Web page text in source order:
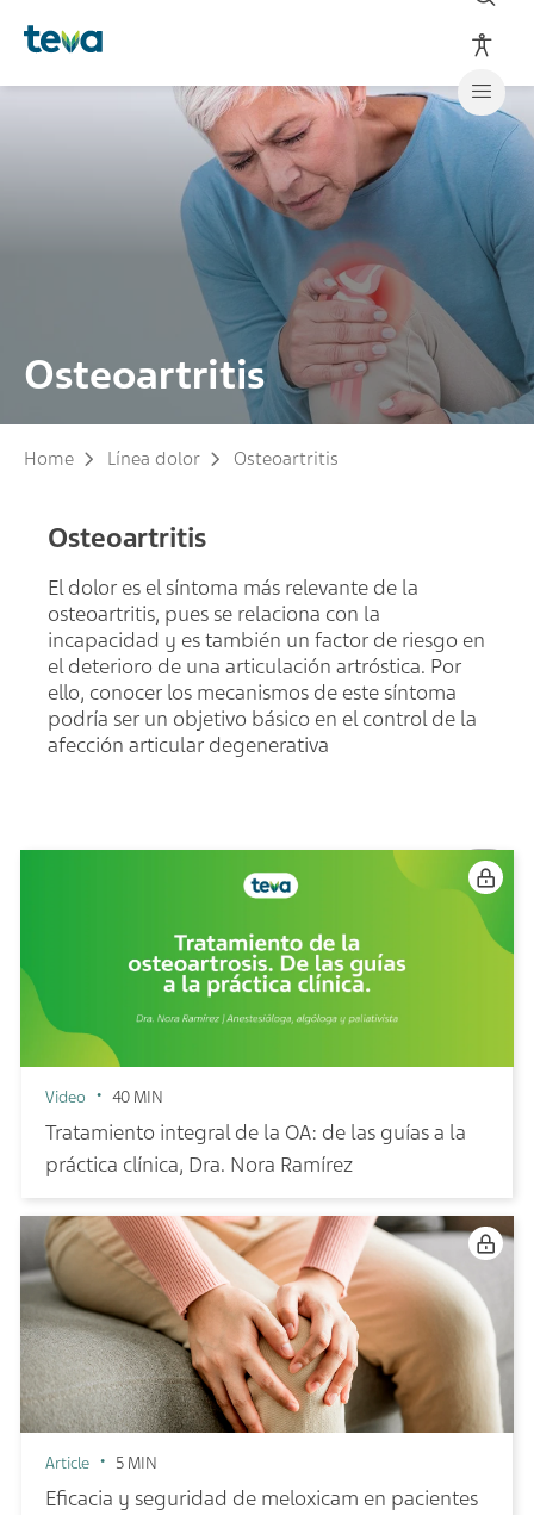
Osteoartritis
Home Línea dolor Osteoartritis
Osteoartritis
El dolor es el síntoma más relevante de la
osteoartritis, pues se relaciona con la
incapacidad y es también un factor de riesgo en
el deterioro de una articulación artróstica. Por
ello, conocer los mecanismos de este síntoma
podría ser un objetivo básico en el control de la
afección articular degenerativa
Video 40 MIN
Tratamiento integral de la OA: de las guías a la
práctica clínica, Dra. Nora Ramírez
Article 5 MIN
Eficacia y seguridad de meloxicam en pacientes